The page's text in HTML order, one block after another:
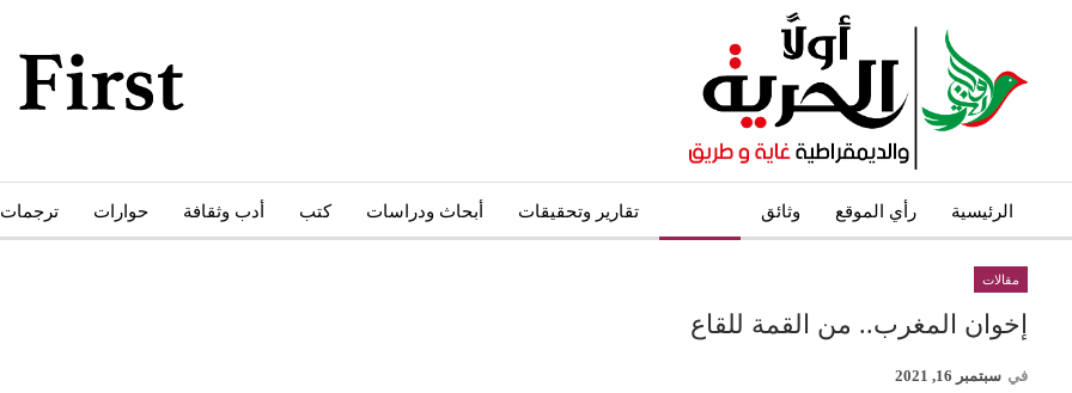
الرئيسية رأي الموقع وثائق تقارير وتحقيقات أبحاث ودراسات كتب أدب وثقافة حوارات ترجمات
مقالات
إخوان المغرب.. من القمة للقاع
في سبتمبر 16, 2021